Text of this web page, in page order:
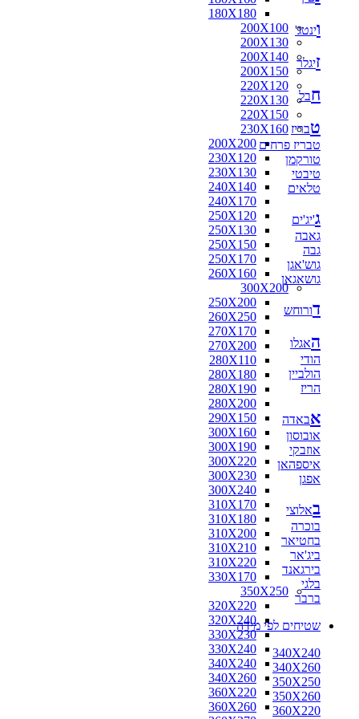
180X180
200X100
200X130
200X140
200X150
220X120
220X130
220X150
230X160
200X200
230X120
230X130
240X140
240X170
250X120
250X130
250X150
250X170
260X160
300X200
250X200
260X250
270X170
270X200
280X110
280X180
280X190
280X200
290X150
300X160
300X190
300X220
300X230
300X240
310X170
310X180
310X200
310X210
310X220
330X170
350X250
320X220
320X240
330X230
330X240
340X240
340X260
360X220
360X260
וינטג'
זיגלר
חבל
טבריז
טבריז פרחים
טורקמן
טיבטי
טלאים
ג'יג'ים
גאבה
גבה
גוש'אגן
גושאגאן
דורוחש
האגלו
הודי
הולביין
הריז
אבאדה
אובוסון
אוזבקי
איספהאן
אפגן
באלוצי
בוכרה
בחטיאר
ביג'אר
בירגאנד
בלגי
ברבר
שטיחים לפי מידה
340X240
340X260
350X250
350X260
360X220